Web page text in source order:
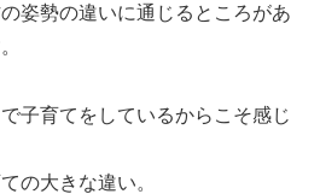
姿勢の違いに通じるところがあ
子育てをしているからこそ感じ
の大きな違い。